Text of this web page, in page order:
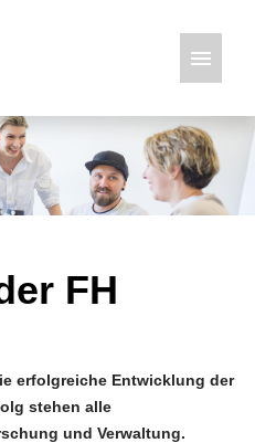
FH
erfolgreiche Entwicklung der
stehen alle
und Verwaltung.